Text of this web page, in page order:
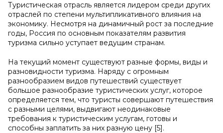
Туристическая отрасль является лидером среди других
отраслей по степени мультипликативного влияния на
экономику. Несмотря на динамичный рост за последние
годы, Россия по основным показателям развития
туризма сильно уступает ведущим странам.
На текущий момент существуют разные формы, виды и
разновидности туризма. Наряду с огромным
разнообразием видов путешествий существует
большое разнообразие туристических услуг, которое
определяется тем, что туристы совершают путешествия
с разными целями, выдвигают неодинаковые
требования к туристическим услугам, готовы и
способны заплатить за них разную цену [5].